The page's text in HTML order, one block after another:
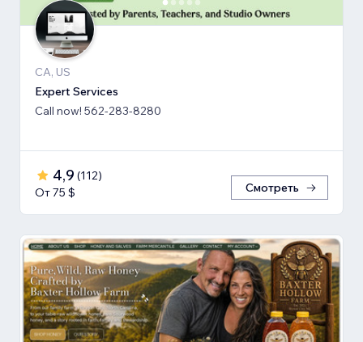
CA, US
Expert Services
Call now! 562-283-8280
4,9 (112)
От 75 $
Смотреть